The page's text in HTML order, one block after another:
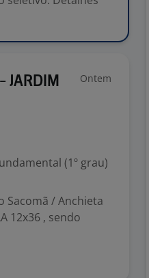
Ontem
(1º grau)
Sacomã / Anchieta
12x36 , sendo